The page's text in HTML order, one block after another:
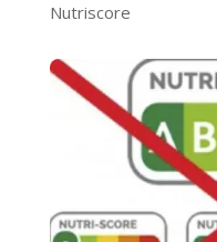
Nutriscore